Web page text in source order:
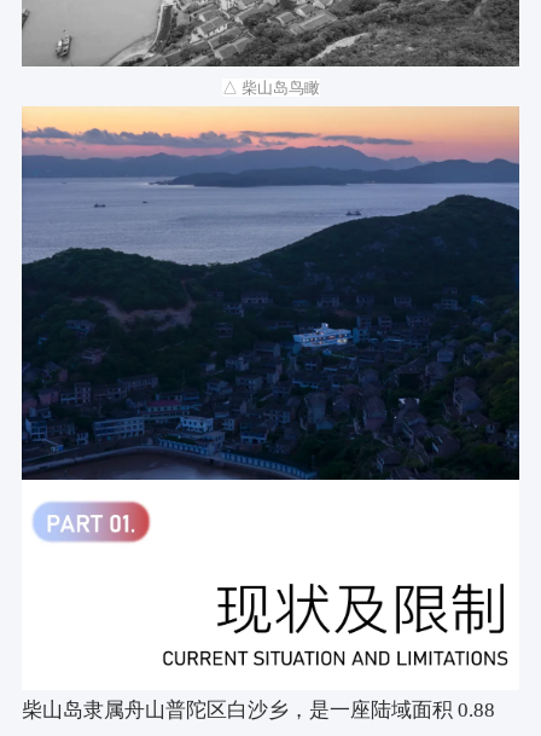
△ 柴山岛鸟瞰
柴山岛隶属舟山普陀区白沙乡，是一座陆域面积 0.88